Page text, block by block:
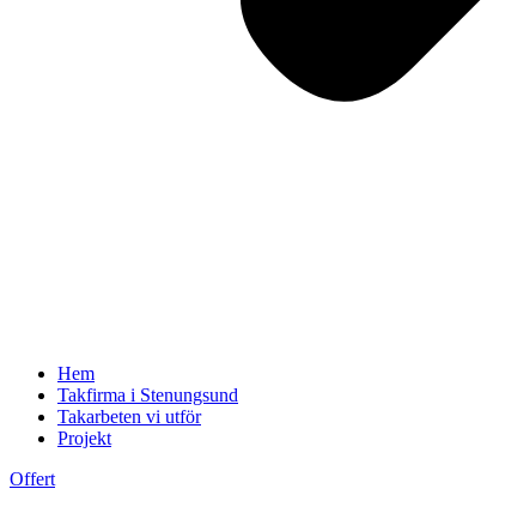
Hem
Takfirma i Stenungsund
Takarbeten vi utför
Projekt
Offert